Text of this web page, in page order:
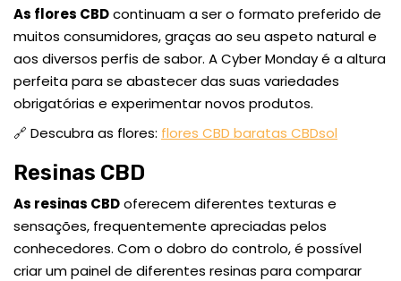
As flores CBDcontinuam a ser o formato preferido de
muitos consumidores, graças ao seu aspeto natural e
aos diversos perfis de sabor. A Cyber Monday é a altura
perfeita para se abastecer das suas variedades
obrigatórias e experimentar novos produtos.
🔗 Descubra as flores: flores CBD baratas CBDsol
Resinas CBD
As resinas CBDoferecem diferentes texturas e
sensações, frequentemente apreciadas pelos
conhecedores. Com o dobro do controlo, é possível
criar um painel de diferentes resinas para comparar